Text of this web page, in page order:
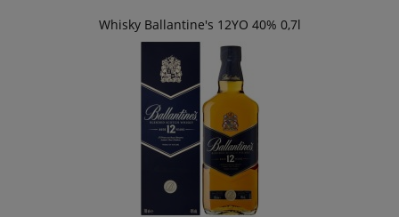
Whisky Ballantine's 12YO 40% 0,7l